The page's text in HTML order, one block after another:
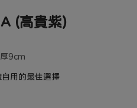
(高貴紫)
9cm
用的最佳選擇